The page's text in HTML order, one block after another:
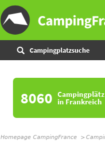
Campingplatzsuche
8060 Campingplätz
in Frankreich
Homepage CampingFrance